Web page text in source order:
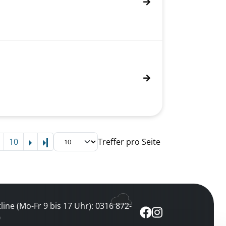
10 Letzte Seite Treffer pro Seite
(Mo-Fr 9 bis 17 Uhr): 0316 872-